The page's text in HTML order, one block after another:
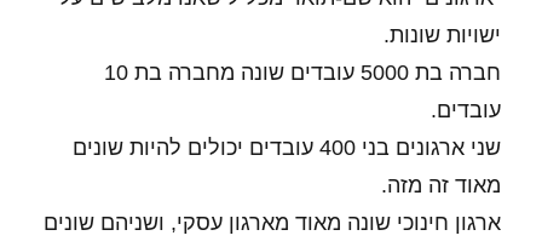
ישויות שונות.
חברה בת 5000 עובדים שונה מחברה בת 10
עובדים.
שני ארגונים בני 400 עובדים יכולים להיות שונים
מאוד זה מזה.
ארגון חינוכי שונה מאוד מארגון עסקי, ושניהם שונים